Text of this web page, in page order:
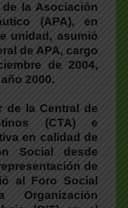
la Asociación
(APA), en
unidad, asumió
de APA, cargo
de 2004,
2000.
de la Central de
(CTA) e
en calidad de
Social desde
de
al Foro Social